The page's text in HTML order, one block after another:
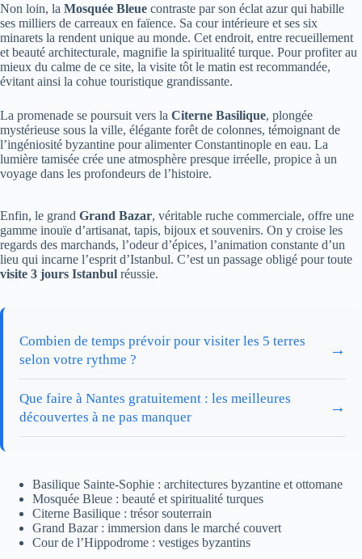
Non loin, la Mosquée Bleue contraste par son éclat azur qui habille
ses milliers de carreaux en faïence. Sa cour intérieure et ses six
minarets la rendent unique au monde. Cet endroit, entre recueillement
et beauté architecturale, magnifie la spiritualité turque. Pour profiter au
mieux du calme de ce site, la visite tôt le matin est recommandée,
évitant ainsi la cohue touristique grandissante.
La promenade se poursuit vers la Citerne Basilique, plongée
mystérieuse sous la ville, élégante forêt de colonnes, témoignant de
l’ingéniosité byzantine pour alimenter Constantinople en eau. La
lumière tamisée crée une atmosphère presque irréelle, propice à un
voyage dans les profondeurs de l’histoire.
Enfin, le grand Grand Bazar, véritable ruche commerciale, offre une
gamme inouïe d’artisanat, tapis, bijoux et souvenirs. On y croise les
regards des marchands, l’odeur d’épices, l’animation constante d’un
lieu qui incarne l’esprit d’Istanbul. C’est un passage obligé pour toute
visite 3 jours Istanbul réussie.
Combien de temps prévoir pour visiter les 5 terres
selon votre rythme ?
→
Que faire à Nantes gratuitement : les meilleures
découvertes à ne pas manquer
→
Basilique Sainte-Sophie : architectures byzantine et ottomane
Mosquée Bleue : beauté et spiritualité turques
Citerne Basilique : trésor souterrain
Grand Bazar : immersion dans le marché couvert
Cour de l’Hippodrome : vestiges byzantins